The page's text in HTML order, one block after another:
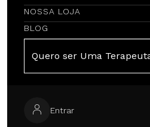
NOSSA LOJA
BLOG
Quero ser Uma
Entrar
Encontre
COMPRE